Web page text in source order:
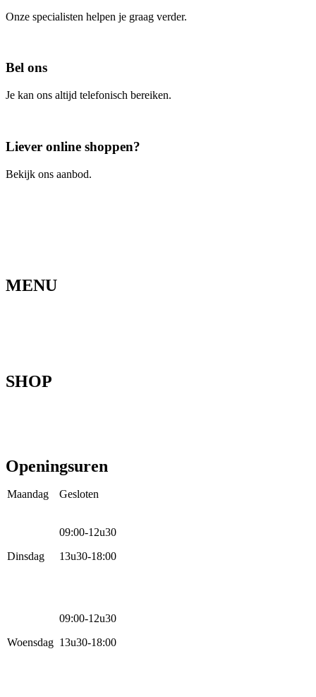
Onze specialisten helpen je graag verder.
Bel ons
Je kan ons altijd telefonisch bereiken.
Liever online shoppen?
Bekijk ons aanbod.
MENU
SHOP
Openingsuren
Maandag Gesloten
Dinsdag
09:00-12u30
13u30-18:00
Woensdag
09:00-12u30
13u30-18:00